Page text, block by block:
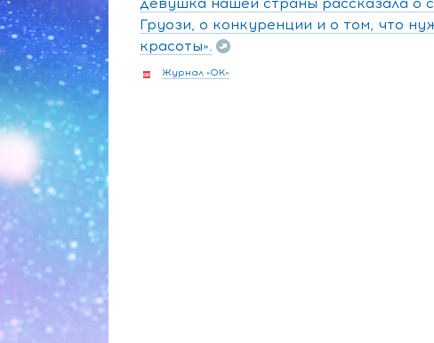
Груози, о конкуренции и о том, что
красоты».
Журнал «ОК»